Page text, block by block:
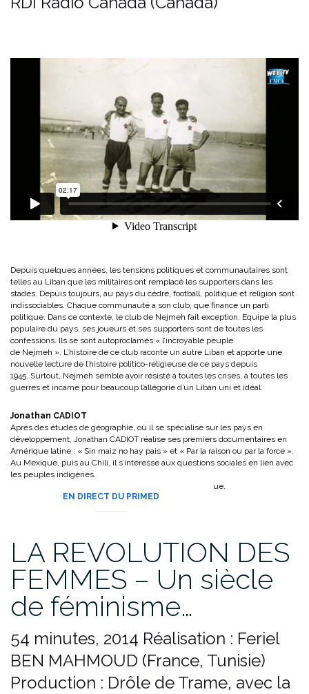
Depuis quelques années, les tensions politiques et communautaires sont
telles au Liban que les militaires ont remplacé les supporters dans les
stades. Depuis toujours, au pays du cèdre, football, politique et religion sont
indissociables. Chaque communauté a son club, que finance un parti
politique. Dans ce contexte, le club de Nejmeh fait exception. Equipe la plus
populaire du pays, ses joueurs et ses supporters sont de toutes les
confessions. Ils se sont autoproclamés « l’incroyable peuple
de Nejmeh ». L’histoire de ce club raconte un autre Liban et apporte une
nouvelle lecture de l’histoire politico-religieuse de ce pays depuis
1945. Surtout, Nejmeh semble avoir résisté à toutes les crises, à toutes les
guerres et incarne pour beaucoup l’allégorie d’un Liban uni et idéal.
Jonathan CADIOT
Après des études de géographie, où il se spécialise sur les pays en
développement, Jonathan CADIOT réalise ses premiers documentaires en
Amérique latine : « Sin maiz no hay pais » et « Par la raison ou par la force ».
Au Mexique, puis au Chili, il s’intéresse aux questions sociales en lien avec
les peuples indigènes.
« Le Peuple de Nejmeh » est son premier film historique.
EN DIRECT DU PRIMED
LA REVOLUTION DES
FEMMES – Un siècle
de féminisme…
54 minutes, 2014 Réalisation : Feriel
BEN MAHMOUD (France, Tunisie)
Production : Drôle de Trame, avec la